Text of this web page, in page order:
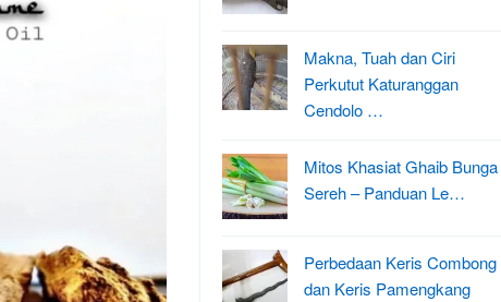
Makna, Tuah dan Ciri
Perkutut Katuranggan
Cendolo …
Mitos Khasiat Ghaib Bunga
Sereh – Panduan Le…
Perbedaan Keris Combong
dan Keris Pamengkang